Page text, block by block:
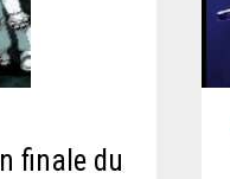
finale du